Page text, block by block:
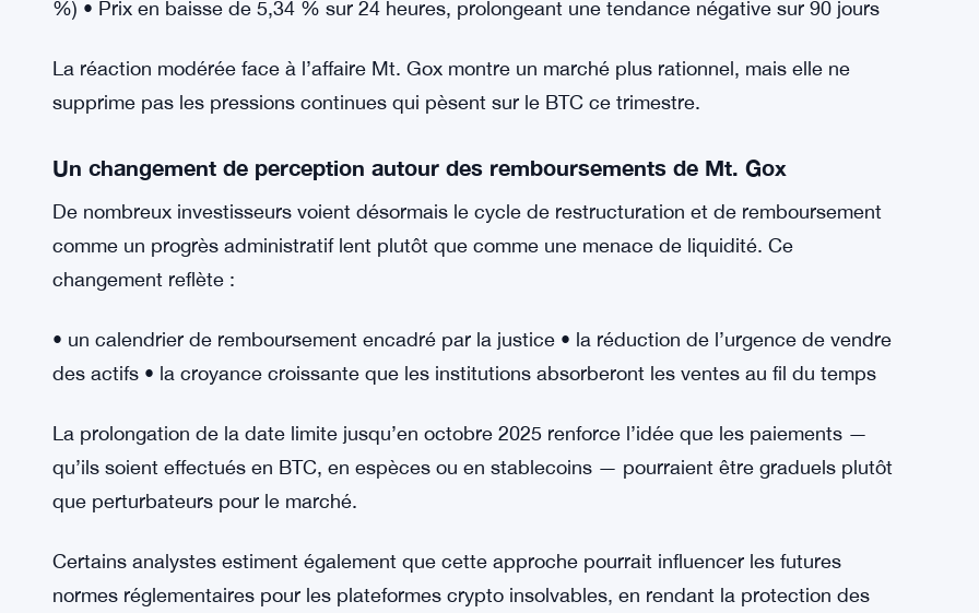
Même si le transfert massif n’a pas secoué le marché, le Bitcoin reste influencé par une
dynamique générale négative. Selon les dernières données :
• BTC se négocie à 89 998,70 $ • Capitalisation du marché : 1,80 billion de dollars • Dominance
du Bitcoin dans le secteur crypto : 58,20 % • Volume sur 24 heures : 107,90 milliards $ (+41,76
%) • Prix en baisse de 5,34 % sur 24 heures, prolongeant une tendance négative sur 90 jours
supprime pas les pressions continues qui pèsent sur le BTC ce trimestre.
De nombreux investisseurs voient désormais le cycle de restructuration et de remboursement
comme un progrès administratif lent plutôt que comme une menace de liquidité. Ce
changement reflète :
• un calendrier de remboursement encadré par la justice • la réduction de l’urgence de vendre
des actifs • la croyance croissante que les institutions absorberont les ventes au fil du temps